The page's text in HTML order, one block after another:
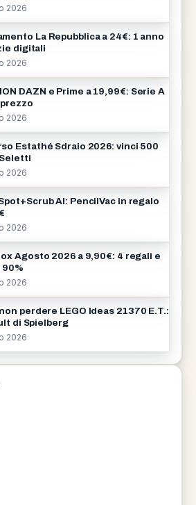
2026
La Repubblica a 24€: 1 anno
digitali
2026
DAZN e Prime a 19,99€: Serie A
2026
Estathé Sdraio 2026: vinci 500
2026
AI: PencilVac in regalo
2026
Agosto 2026 a 9,90€: 4 regali e
2026
perdere LEGO Ideas 21370 E.T.:
di Spielberg
2026